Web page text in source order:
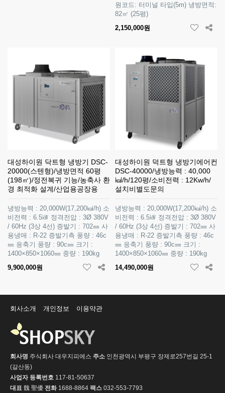
원코드: 터미널 타입(5m) 냉방면적:
82㎡ (25평)
2,150,000원
대성하이원 닥트형 냉방기 DSC-
20000(스텐형)/냉방면적 60평
(198㎡)/정전복귀 기능/농축사 환
경 최적화 설계/산업용공장용
냉방능력 : 20,000W(17,200㎉/h) 소
비전력 : 6.5㎾ 정격전압 : 3Ø 380V
/ 60Hz (3상 4선) 증발기 : 702㎜ 사
용냉매 : R-22 증발기측 풍량 : 46c
㎜ 응축기 풍량 : 90c㎜ 크기 :
1400×850×1060㎜ 중량 : 190kg
9,900,000원
대성하이원 덕트형 냉방기에어컨
DSC-40000/냉방능력 : 40,000
㎉/h/120평/소비전력 : 12Kw/h/
설치비별도문의
냉방능력 : 20,000W(17,200㎉/h) 소
비전력 : 6.5㎾ 정격전압 : 3Ø 380V
/ 60Hz (3상 4선) 증발기 : 702㎜ 사
용냉매 : R-22 증발기측 풍량 : 46c
㎜ 응축기 풍량 : 90c㎜ 크기 :
1400×850×1060㎜ 중량 : 190kg
14,490,000원
회사소개 개인정보 이용약관
회사명 주식회사 대우지피에스 주소 인천광역시 부평구 장제로257번길 25-1
(갈산동)
사업자 등록번호 117-81-50637
대표 魏 聖優 전화1688-8864 팩스 032-553-7793